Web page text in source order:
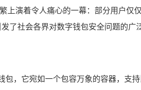
演着令人痛心的一幕：部分用户仅
了社会各界对数字钱包安全问题的广
，它宛如一个包容万象的容器，支